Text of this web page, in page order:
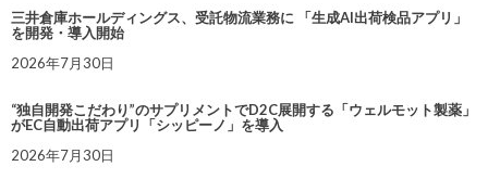
三井倉庫ホールディングス、受託物流業務に 「生成AI出荷検品アプリ」
を開発・導入開始
2026年7月30日
“独自開発こだわり”のサプリメントでD2C展開する「ウェルモット製薬」
がEC自動出荷アプリ「シッピーノ」を導入
2026年7月30日